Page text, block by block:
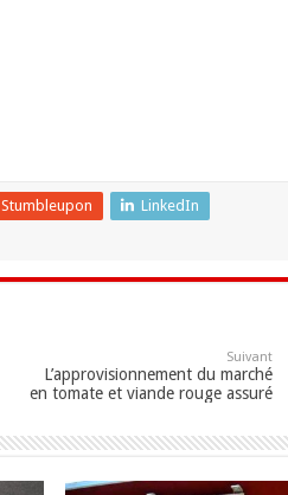
Stumbleupon
LinkedIn
Suivant
L’approvisionnement du marché
en tomate et viande rouge assuré